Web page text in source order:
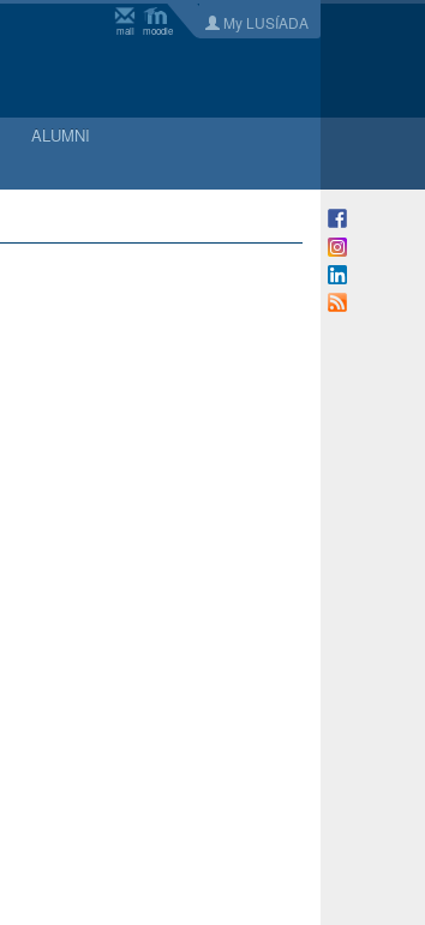
mail moodle My LUSÍADA
ALUMNI